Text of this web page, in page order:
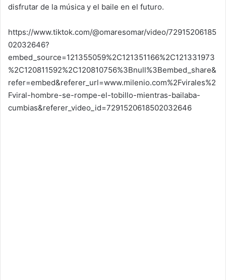
disfrutar de la música y el baile en el futuro.
https://www.tiktok.com/@omaresomar/video/72915206185
02032646?
embed_source=121355059%2C121351166%2C121331973
%2C120811592%2C120810756%3Bnull%3Bembed_share&
refer=embed&referer_url=www.milenio.com%2Fvirales%2
Fviral-hombre-se-rompe-el-tobillo-mientras-bailaba-
cumbias&referer_video_id=7291520618502032646